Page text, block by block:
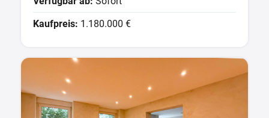
Kaufpreis: 1.180.000 €